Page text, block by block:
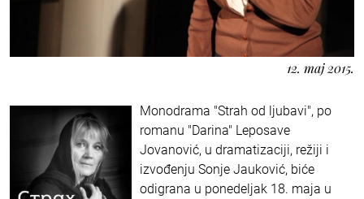
12. maj 2015.
Monodrama "Strah od ljubavi", po
romanu "Darina" Leposave
Jovanović, u dramatizaciji, režiji i
izvođenju Sonje Jauković, biće
odigrana u ponedeljak 18. maja u